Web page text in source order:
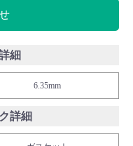
細
6.35mm
詳細